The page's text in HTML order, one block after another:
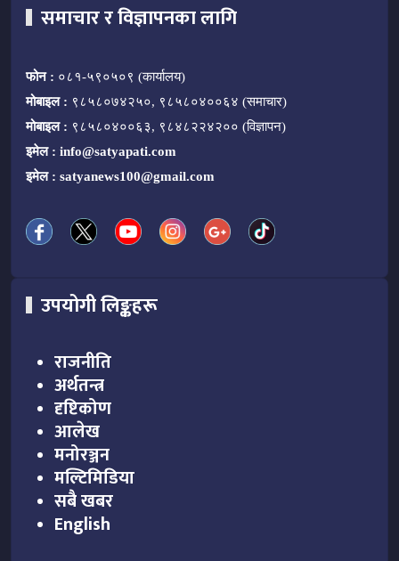
समाचार र विज्ञापनका लागि
फोन : ०८१-५९०५०९ (कार्यालय)
मोबाइल : ९८५८०७४२५०, ९८५८०४००६४ (समाचार)
मोबाइल : ९८५८०४००६३, ९८४८२२४२०० (विज्ञापन)
इमेल : info@satyapati.com
इमेल : satyanews100@gmail.com
उपयोगी लिङ्कहरू
राजनीति
अर्थतन्त्र
दृष्टिकोण
आलेख
मनोरञ्जन
मल्टिमिडिया
सबै खबर
English